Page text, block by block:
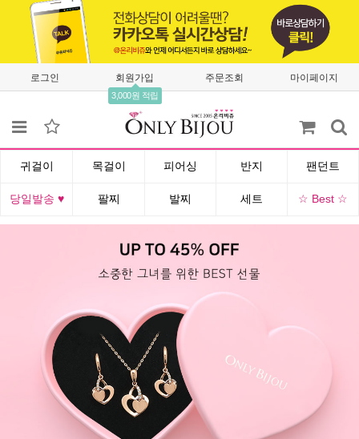
로그인 회원가입
3,000원 적립
주문조회 마이페이지
귀걸이 목걸이 피어싱 반지 팬던트
당일발송 ♥ 팔찌 발찌 세트 ☆ Best ☆